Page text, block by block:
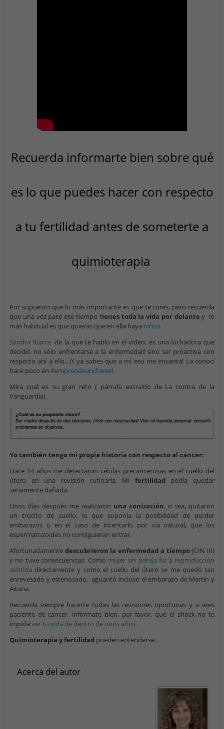
Recuerda informarte bien sobre qué
es lo que puedes hacer con respecto
a tu fertilidad antes de someterte a
quimioterapia
Por supuesto que lo más importante es que te cures, pero recuerda
que una vez pase ese tiempo tienes toda la vida por delante y lo
más habitual es que quieras que en ella haya niños.
Sandra Ibarra de la que te hablo en el video, es una luchadora que
decidió no sólo enfrentarse a la enfermedad sino ser proactiva con
respecto ahí a ella…¡Y ya sabes que a mí eso me encanta! La conocí
hace poco en #emprendeandtweet.
Mira cual es su gran reto ( párrafo extraído de La contra de la
Vanguardia)
Yo también tengo mi propia historia con respecto al cáncer:
Hace 14 años me detectaron células precancerosas en el cuello del
útero en una revisión rutinaria. Mi fertilidad podía quedar
seriamente dañada.
Unos días después me realizaron una conización, o sea, quitaron
un trocito de cuello, lo que suponía la posibilidad de perder
embarazos o en el caso de intentarlo por vía natural, que los
espermatozoides no consiguieran entrar.
Afortunadamente descubrieron la enfermedad a tiempo(CIN III)
y no tuve consecuencias: Como mujer sin pareja fui a reproducción
asistida directamente y como el cuello del útero se me quedó tan
enrevesado y estenosado, aguantó incluso el embarazo de Martín y
Aitana.
Recuerda siempre hacerte todas las revisiones oportunas y si eres
paciente de cáncer, infórmate bien, por favor, que el shock no te
impida ver tu vida de dentro de unos años.
Quimioterapia y fertilidad pueden entenderse.
Acerca del autor